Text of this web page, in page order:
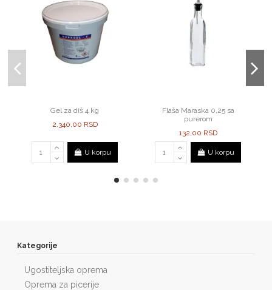
Gel za diš 4 kg
2.340,00 RSD
U korpu
Flaša Maraska 0,25 sa
purerom
132,00 RSD
U korpu
Kategorije
Ugostiteljska oprema
Oprema za picerije